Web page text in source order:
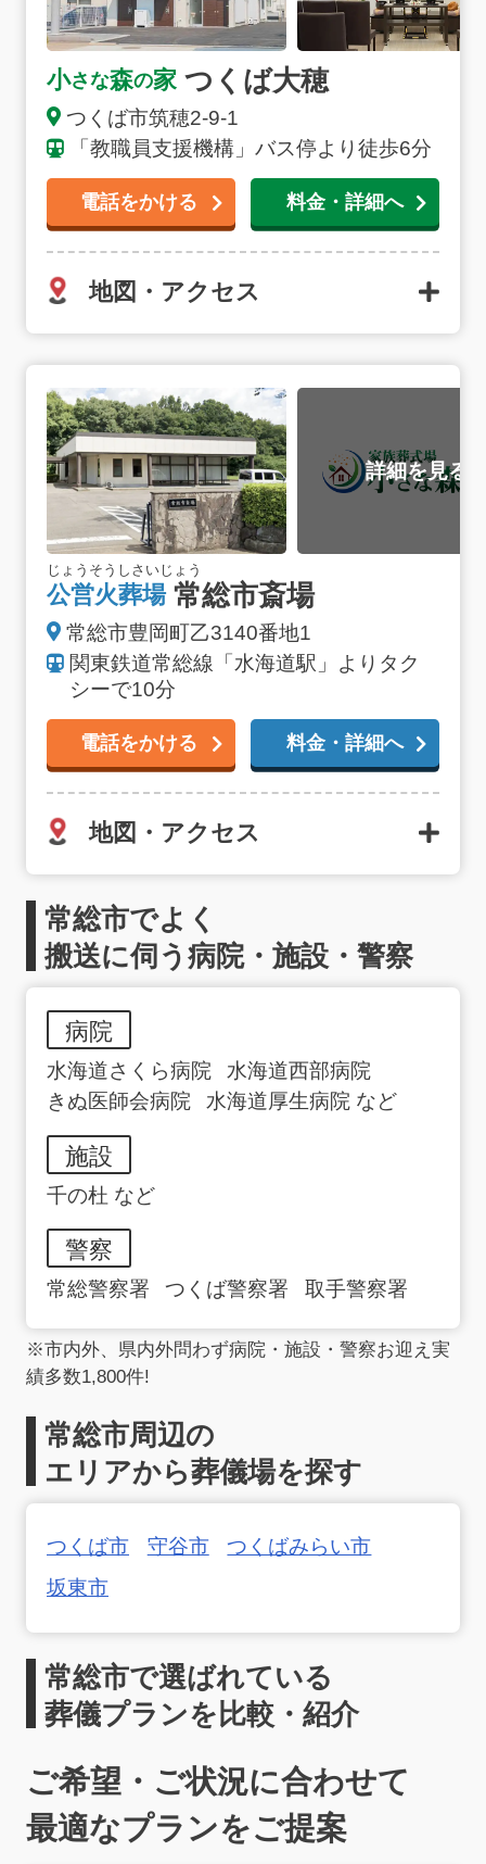
小さな森の家 つくば大穂
つくば市筑穂2-9-1
「教職員支援機構」バス停より徒歩6分
電話をかける 料金・詳細へ
地図・アクセス
じょうそうしさいじょう
公営火葬場 常総市斎場
常総市豊岡町乙3140番地1
関東鉄道常総線「水海道駅」よりタク
シーで10分
電話をかける 料金・詳細へ
地図・アクセス
常総市でよく
搬送に伺う病院・施設・警察
病院
水海道さくら病院
水海道西部病院
きぬ医師会病院
水海道厚生病院 など
施設
千の杜 など
警察
常総警察署 つくば警察署 取手警察署
※市内外、県内外問わず病院・施設・警察お迎え実
績多数1,800件!
常総市周辺の
エリアから葬儀場を探す
つくば市 守谷市
つくばみらい市
坂東市
常総市で選ばれている
葬儀プランを比較・紹介
ご希望・ご状況に合わせて
最適なプランをご提案
お得な会員価格!